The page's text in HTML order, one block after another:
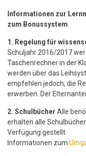
Informationen zur
zum Bonussystem
1. Regelung für
Schuljahr 2016/2017
Taschenrechner in der
werden über das
empfehlen jedoch, die
erwerben. Der
2. Schulbücher Alle
erhalten alle
Verfügung gestellt.
Informationen zum